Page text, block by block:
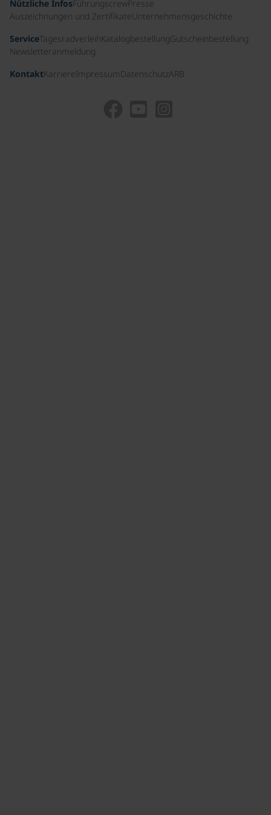
Nützliche InfosFührungscrewPresse
Auszeichnungen und ZertifikateUnternehmensgeschichte
ServiceTagesradverleihKatalogbestellungGutscheinbestellung
Newsletteranmeldung
KontaktKarriereImpressum DatenschutzARB